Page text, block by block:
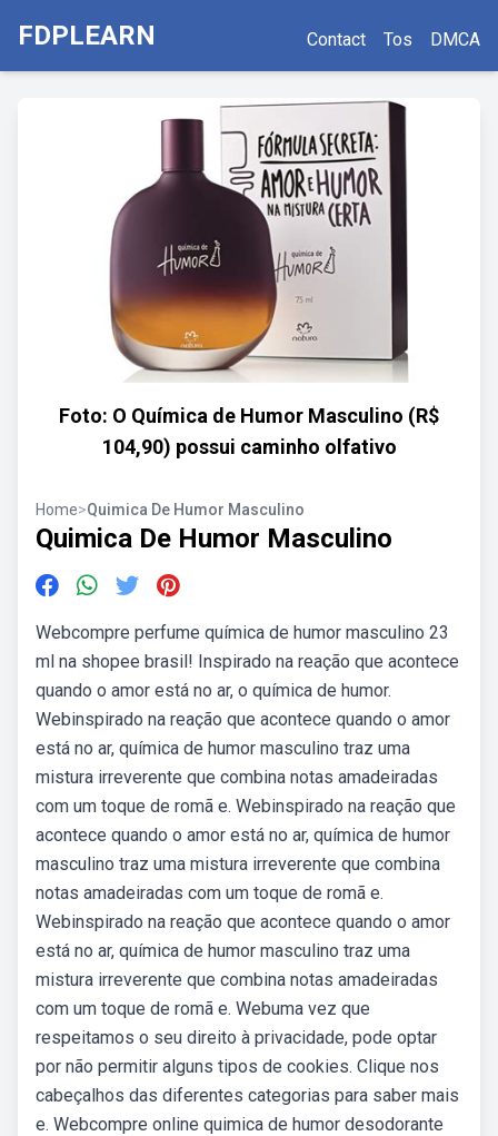
FDPLEARN Contact Tos DMCA
Foto: O Química de Humor Masculino (R$
104,90) possui caminho olfativo
Home>Quimica De Humor Masculino
Quimica De Humor Masculino
Webcompre perfume química de humor masculino 23
ml na shopee brasil! Inspirado na reação que acontece
quando o amor está no ar, o química de humor.
Webinspirado na reação que acontece quando o amor
está no ar, química de humor masculino traz uma
mistura irreverente que combina notas amadeiradas
com um toque de romã e. Webinspirado na reação que
acontece quando o amor está no ar, química de humor
masculino traz uma mistura irreverente que combina
notas amadeiradas com um toque de romã e.
Webinspirado na reação que acontece quando o amor
está no ar, química de humor masculino traz uma
mistura irreverente que combina notas amadeiradas
com um toque de romã e. Webuma vez que
respeitamos o seu direito à privacidade, pode optar
por não permitir alguns tipos de cookies. Clique nos
cabeçalhos das diferentes categorias para saber mais
e. Webcompre online quimica de humor desodorante